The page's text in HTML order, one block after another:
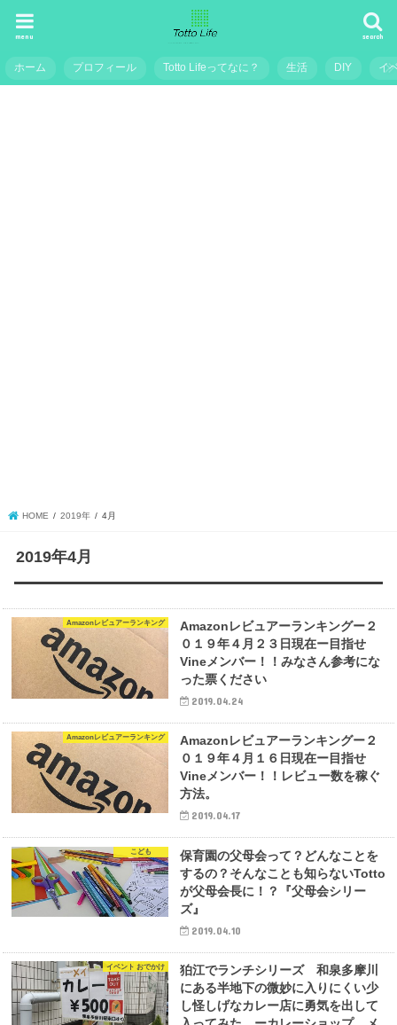
search
menu
ホーム プロフィール Totto Lifeってなに？ 生活 DIY イ
HOME 2019年 4月
2019年4月
Amazonレビュアーランキング
Amazonレビュアーランキングー２
０１９年４月２３日現在ー目指せ
Vineメンバー！！みなさん参考にな
った票ください
2019.04.24
Amazonレビュアーランキング
Amazonレビュアーランキングー２
０１９年４月１６日現在ー目指せ
Vineメンバー！！レビュー数を稼ぐ
方法。
2019.04.17
こども
保育園の父母会って？どんなことを
するの？そんなことも知らないTotto
が父母会長に！？『父母会シリー
ズ』
2019.04.10
イベント おでかけ
狛江でランチシリーズ 和泉多摩川
にある半地下の微妙に入りにくい少
し怪しげなカレー店に勇気を出して